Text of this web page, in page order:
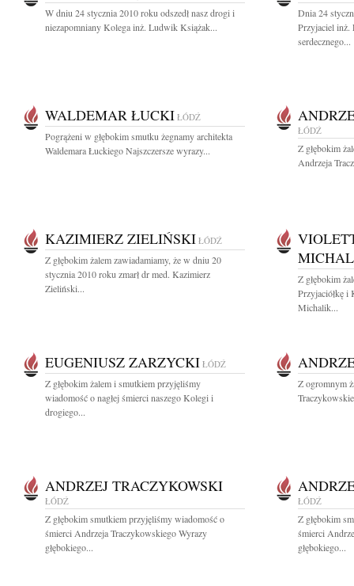
W dniu 24 stycznia 2010 roku odszedł nasz drogi i
niezapomniany Kolega inż. Ludwik Książak...
Dnia 24
Przyjaciel
serdecznego...
WALDEMAR ŁUCKI ŁÓDŹ
Pogrążeni w głębokim smutku żegnamy architekta
Waldemara Łuckiego Najszczersze wyrazy...
ŁÓDŹ
Z głębokim
Andrzeja
KAZIMIERZ ZIELIŃSKI ŁÓDŹ
Z głębokim żalem zawiadamiamy, że w dniu 20
stycznia 2010 roku zmarł dr med. Kazimierz
Zieliński...
Z głębokim
Przyjaciółkę i
Michalik...
EUGENIUSZ ZARZYCKI ŁÓDŹ
Z głębokim żalem i smutkiem przyjęliśmy
wiadomość o nagłej śmierci naszego Kolegi i
drogiego...
Z ogromnym
ANDRZEJ TRACZYKOWSKI
ŁÓDŹ
Z głębokim smutkiem przyjęliśmy wiadomość o
śmierci Andrzeja Traczykowskiego Wyrazy
głębokiego...
ŁÓDŹ
Z głębokim
śmierci
głębokiego...